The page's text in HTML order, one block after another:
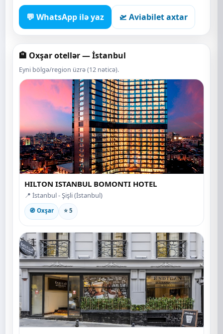
💬 WhatsApp ilə yaz 🛫 Aviabilet axtar
🏨 Oxşar otellər — İstanbul
Eyni bölgə/region üzrə (12 nəticə).
HILTON ISTANBUL BOMONTI HOTEL
📍 İstanbul - Şişli (İstanbul)
🧭 Oxşar ⭐ 5